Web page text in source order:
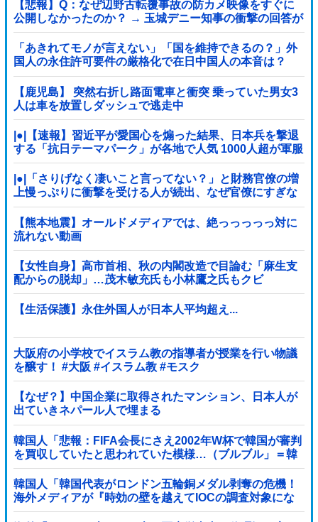
【悲報】Q：なぜ辺野古転覆事故の防カメ映像をすぐに
公開しなかったのか？ → 玉城デニー知事の衝撃の回答が
コチラ → ｗｗｗｗｗｗｗｗｗｗｗｗｗｗｗ
「あきれてモノが言えない」「国を維持できるの？」外
国人の永住許可要件の厳格化で在日中国人の本音は？
【鹿児島】 突然右折し路面電車と衝突 乗っていた男女3
人は車を放置しダッシュで逃走中
|●|【速報】習近平が愛国心を煽った結果、日本兵を撃退
する「抗日テーマパーク」が各地で人気 1000人超が軍服
姿で一斉突撃！
|●|「さりげなく凄いこと言ってない？」と財務官僚の増
上慢っぷりに衝撃を受ける人が続出、なぜ官僚にすぎな
い財務省が……
【熊本地震】オールドメディアでは、絶っっっっっ対に
流れない動画
【女性自身】高市首相、秋の内閣改造で目論む「麻生支
配からの脱却」…茂木敏充氏も小林鷹之氏もクビ
【生活保護】永住外国人が日本人平均超え...
大阪府の小学校でイスラム教の指導者が授業を行い物議
を醸す！ #大阪 #イスラム教 #モスク
【なぜ？】中国企業に取得されたマンション、日本人が
出ていきネパール人で埋まる
韓国人「悲報：FIFA会長にさえ2002年W杯で韓国が審判
を買収していたと思われていた模様…（ブルブル」＝韓
国の反応
韓国人「韓国代表がロンドン五輪銅メダル剥奪の危機！
海外メディアが『時効の壁を越えてIOCの調査対象にな
り得る』と報道！」